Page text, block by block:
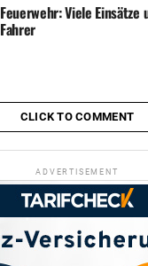
Feuerwehr: Viele
Fahrer
CLICK TO COMMENT
ADVERTISEMENT